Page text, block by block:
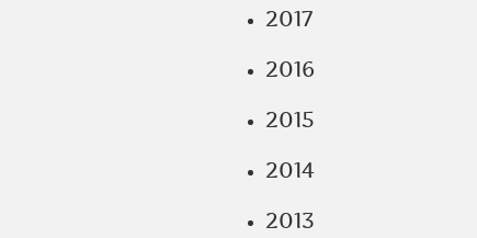
2017
2016
2015
2014
2013